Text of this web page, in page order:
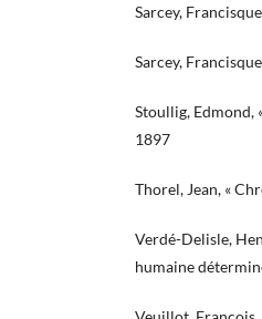
Sarcey,
Sarcey,
Stoullig, Edmond,
1897
Thorel, Jean, «
Verdé-Delisle,
humaine